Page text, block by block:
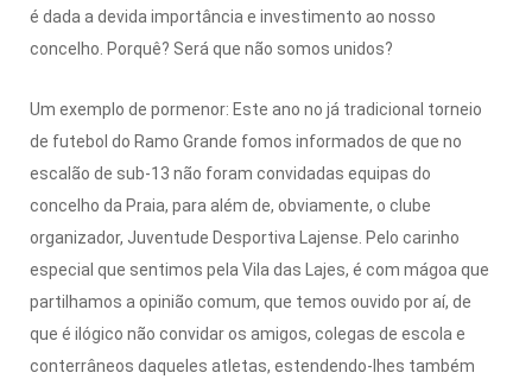
é dada a devida importância e investimento ao nosso
concelho. Porquê? Será que não somos unidos?
Um exemplo de pormenor: Este ano no já tradicional torneio
de futebol do Ramo Grande fomos informados de que no
escalão de sub-13 não foram convidadas equipas do
concelho da Praia, para além de, obviamente, o clube
organizador, Juventude Desportiva Lajense. Pelo carinho
especial que sentimos pela Vila das Lajes, é com mágoa que
partilhamos a opinião comum, que temos ouvido por aí, de
que é ilógico não convidar os amigos, colegas de escola e
conterrâneos daqueles atletas, estendendo-lhes também